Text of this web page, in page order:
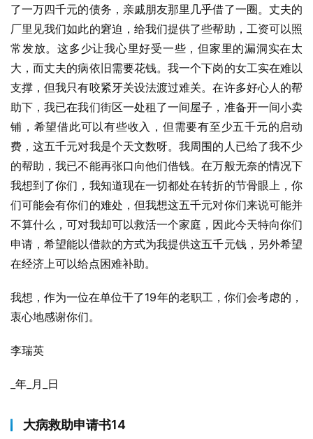
了一万四千元的债务，亲戚朋友那里几乎借了一圈。丈夫的
厂里见我们如此的窘迫，给我们提供了些帮助，工资可以照
常发放。这多少让我心里好受一些，但家里的漏洞实在太
大，而丈夫的病依旧需要花钱。我一个下岗的女工实在难以
支撑，但我只有咬紧牙关设法渡过难关。在许多好心人的帮
助下，我已在我们街区一处租了一间屋子，准备开一间小卖
铺，希望借此可以有些收入，但需要有至少五千元的启动
费，这五千元对我是个天文数呀。我周围的人已给了我不少
的帮助，我已不能再张口向他们借钱。在万般无奈的情况下
我想到了你们，我知道现在一切都处在转折的节骨眼上，你
们可能会有你们的难处，但我想这五千元对你们来说可能并
不算什么，可对我却可以救活一个家庭，因此今天特向你们
申请，希望能以借款的方式为我提供这五千元钱，另外希望
在经济上可以给点困难补助。
我想，作为一位在单位干了19年的老职工，你们会考虑的，
衷心地感谢你们。
李瑞英
_年_月_日
大病救助申请书14